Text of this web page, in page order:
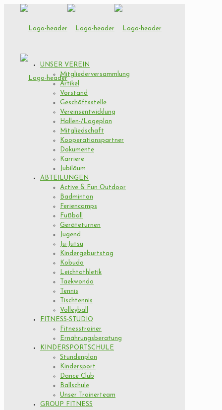
UNSER VEREIN
Mitgliederversammlung
Artikel
Vorstand
Geschäftsstelle
Vereinsentwicklung
Hallen-/Lageplan
Mitgliedschaft
Kooperationspartner
Dokumente
Karriere
Jubiläum
ABTEILUNGEN
Active & Fun Outdoor
Badminton
Feriencamps
Fußball
Geräteturnen
Jugend
Ju-Jutsu
Kindergeburtstag
Kobudo
Leichtathletik
Taekwondo
Tennis
Tischtennis
Volleyball
FITNESS-STUDIO
Fitnesstrainer
Ernährungsberatung
KINDERSPORTSCHULE
Stundenplan
Kindersport
Dance Club
Ballschule
Unser Trainerteam
GROUP FITNESS